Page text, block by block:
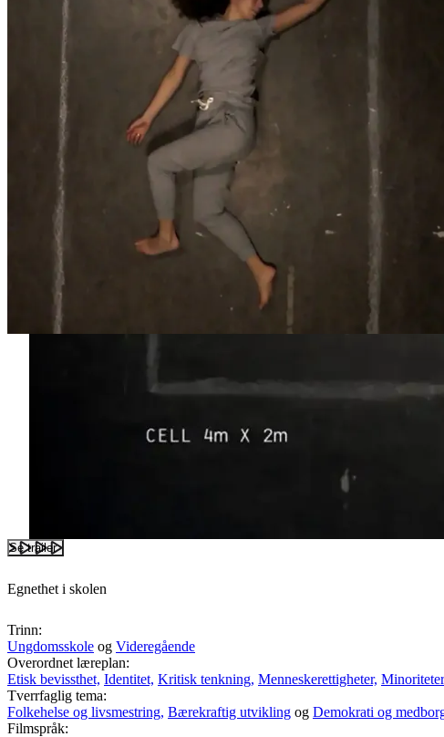
Se trailer
Egnethet i skolen
Trinn:
Ungdomsskole og Videregående
Overordnet læreplan:
Etisk bevissthet, Identitet, Kritisk tenkning, Menneskerettigheter, Minoriteter
Tverrfaglig tema:
Folkehelse og livsmestring, Bærekraftig utvikling og Demokrati og
Filmspråk: